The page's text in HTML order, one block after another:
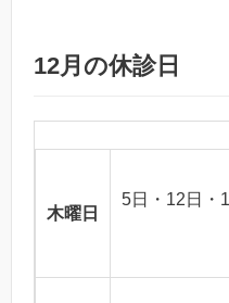
12月の休診日
木曜日
5日・12日・